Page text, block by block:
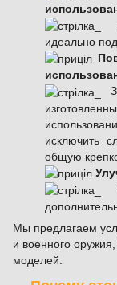
идеально
исключить
общую
Мы предлагаем
и военного
моделей.